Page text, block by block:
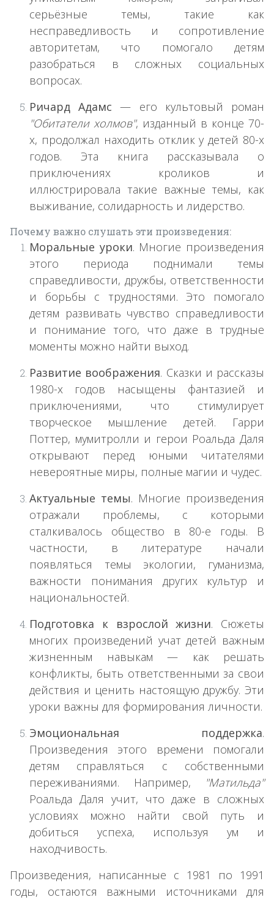
серьёзные темы, такие как
несправедливость и сопротивление
авторитетам, что помогало детям
разобраться в сложных социальных
вопросах.
Ричард Адамс — его культовый роман
"Обитатели холмов", изданный в конце 70-
х, продолжал находить отклик у детей 80-х
годов. Эта книга рассказывала о
приключениях кроликов и
иллюстрировала такие важные темы, как
выживание, солидарность и лидерство.
Почему важно слушать эти произведения:
Моральные уроки. Многие произведения
этого периода поднимали темы
справедливости, дружбы, ответственности
и борьбы с трудностями. Это помогало
детям развивать чувство справедливости
и понимание того, что даже в трудные
моменты можно найти выход.
Развитие воображения. Сказки и рассказы
1980-х годов насыщены фантазией и
приключениями, что стимулирует
творческое мышление детей. Гарри
Поттер, мумитролли и герои Роальда Даля
открывают перед юными читателями
невероятные миры, полные магии и чудес.
Актуальные темы. Многие произведения
отражали проблемы, с которыми
сталкивалось общество в 80-е годы. В
частности, в литературе начали
появляться темы экологии, гуманизма,
важности понимания других культур и
национальностей.
Подготовка к взрослой жизни. Сюжеты
многих произведений учат детей важным
жизненным навыкам — как решать
конфликты, быть ответственными за свои
действия и ценить настоящую дружбу. Эти
уроки важны для формирования личности.
Эмоциональная поддержка.
Произведения этого времени помогали
детям справляться с собственными
переживаниями. Например,
"Матильда"
Роальда Даля учит, что даже в сложных
условиях можно найти свой путь и
добиться успеха, используя ум и
находчивость.
Произведения, написанные с 1981 по 1991
годы, остаются важными источниками для